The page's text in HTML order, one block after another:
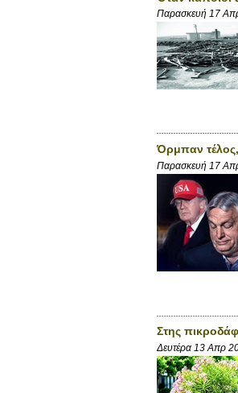
Παρασκευή 17
Όρμπαν
Παρασκευή 17
Στης
Δευτέρα 13 Απρ